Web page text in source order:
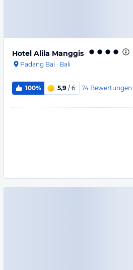
Hotel Alila Manggis
Padang Bai · Bali
100% 5,9 / 6 74 Bewertungen